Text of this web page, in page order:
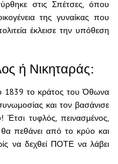
στις Σπέτσες, όπου
της γυναίκας που
έκλεισε την υπόθεση
ή Νικηταράς:
1839 το κράτος του Όθωνα
και τον βασάνισε
τυφλός, πεινασμένος,
πεθάνει από το κρύο και
να δεχθεί ΠΟΤΕ να λάβει